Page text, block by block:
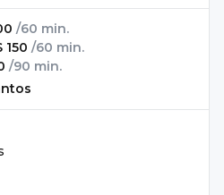
/60 min.
150 /60 min.
/90 min.